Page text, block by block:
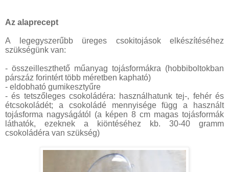
Az alaprecept
A legegyszerűbb üreges csokitojások elkészítéséhez
szükségünk van:
- összeilleszthető műanyag tojásformákra (hobbiboltokban
párszáz forintért több méretben kapható)
- eldobható gumikesztyűre
- és tetszőleges csokoládéra: használhatunk tej-, fehér és
étcsokoládét; a csokoládé mennyisége függ a használt
tojásforma nagyságától (a képen 8 cm magas tojásformák
láthatók, ezeknek a kiöntéséhez kb. 30-40 gramm
csokoládéra van szükség)